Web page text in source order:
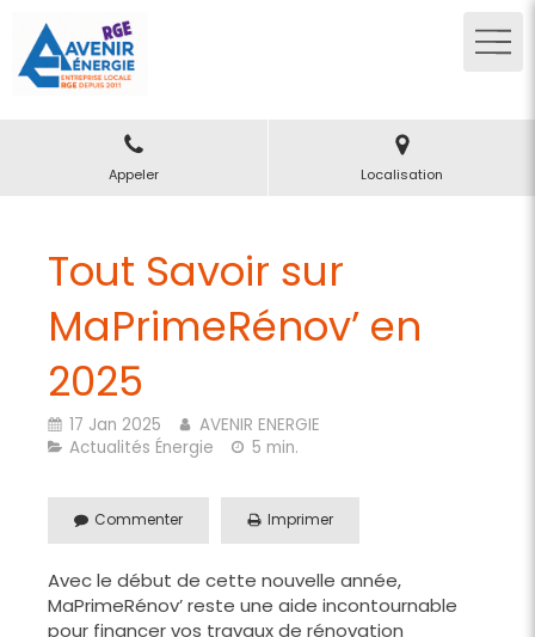
Appeler Localisation
Tout Savoir sur
MaPrimeRénov’ en
2025
17 Jan 2025
AVENIR ENERGIE
Actualités Énergie
5 min.
Commenter Imprimer
Avec le début de cette nouvelle année,
MaPrimeRénov’ reste une aide incontournable
pour financer vos travaux de rénovation